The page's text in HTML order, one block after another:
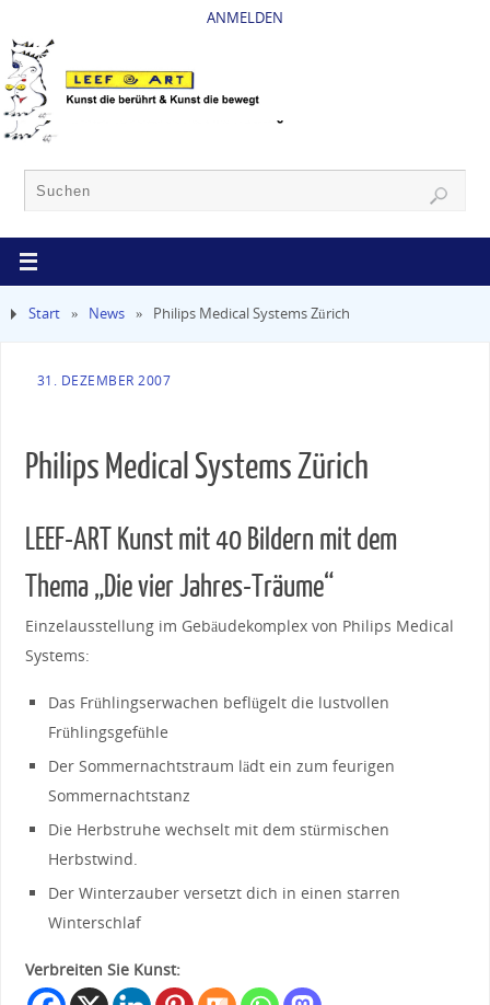
ANMELDEN
Start » News » Philips Medical Systems Zürich
31. DEZEMBER 2007
Philips Medical Systems Zürich
LEEF-ART Kunst mit 40 Bildern mit dem
Thema „Die vier Jahres-Träume“
Einzelausstellung im Gebäudekomplex von Philips Medical
Systems:
Das Frühlingserwachen beflügelt die lustvollen
Frühlingsgefühle
Der Sommernachtstraum lädt ein zum feurigen
Sommernachtstanz
Die Herbstruhe wechselt mit dem stürmischen
Herbstwind.
Der Winterzauber versetzt dich in einen starren
Winterschlaf
Verbreiten Sie Kunst: